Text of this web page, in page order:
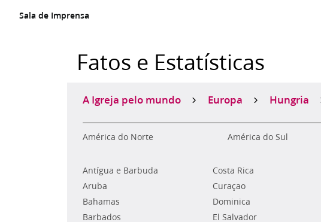
Sala de Imprensa
Fatos e Estatísticas
A Igreja pelo mundo Europa Hungria
América do Norte América do Sul
Antígua e Barbuda
Aruba
Bahamas
Barbados
Costa Rica
Curaçao
Dominica
El Salvador